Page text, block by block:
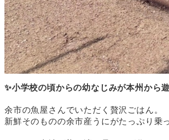
✨小学校の頃からの幼なじみが本州から
余市の魚屋さんでいただく贅沢ごはん。
新鮮そのものの余市産うにがたっぷり乗